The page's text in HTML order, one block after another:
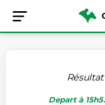
Depart à